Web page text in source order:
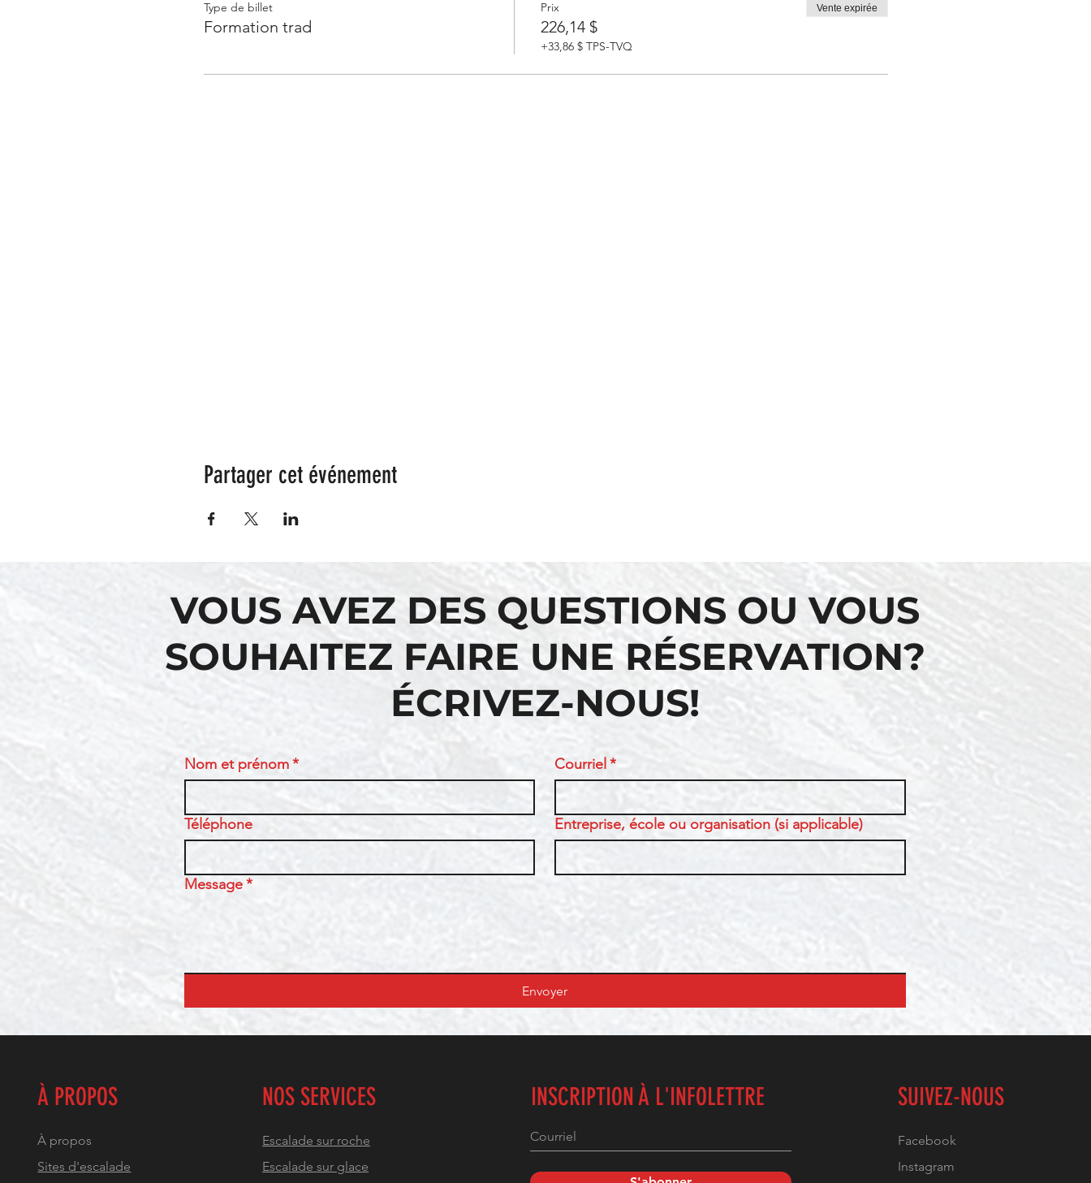
Type de billet
Formation trad
Prix
226,14 $
+33,86 $ TPS-TVQ
Vente expirée
Partager cet événement
VOUS AVEZ DES QUESTIONS OU VOUS
SOUHAITEZ FAIRE UNE RÉSERVATION?
ÉCRIVEZ-NOUS!
Nom et prénom* Courriel *
Téléphone Entreprise, école ou organisation (si applicable)
Message*
Envoyer
À PROPOS
À propos
Sites d'escalade
NOS SERVICES
Escalade sur roche
Escalade sur glace
INSCRIPTION À L'INFOLETTRE SUIVEZ-NOUS
Facebook
Instagram